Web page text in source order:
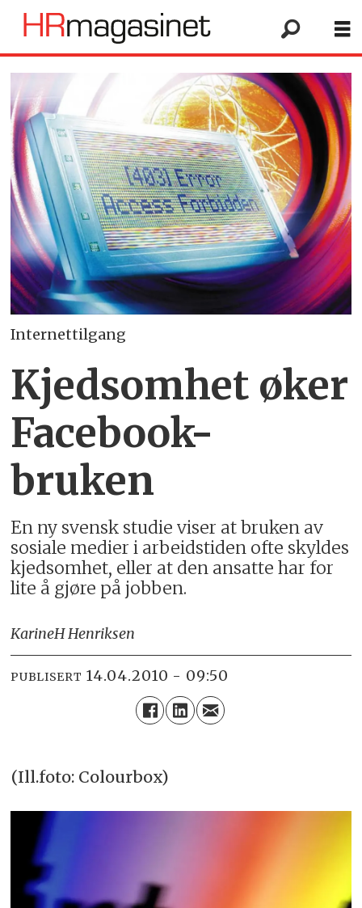
Internettilgang
Kjedsomhet øker
Facebook-
bruken
En ny svensk studie viser at bruken av
sosiale medier i arbeidstiden ofte skyldes
kjedsomhet, eller at den ansatte har for
lite å gjøre på jobben.
KarineH Henriksen
PUBLISERT 14.04.2010 - 09:50
(Ill.foto: Colourbox)